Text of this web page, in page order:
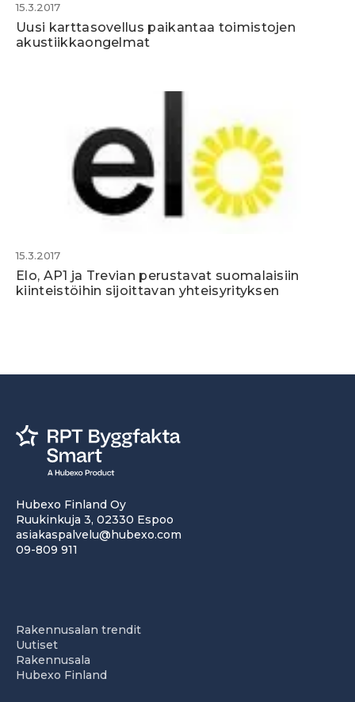
15.3.2017
Uusi karttasovellus paikantaa toimistojen
akustiikkaongelmat
15.3.2017
Elo, AP1 ja Trevian perustavat suomalaisiin
kiinteistöihin sijoittavan yhteisyrityksen
Hubexo Finland Oy
Ruukinkuja 3, 02330 Espoo
asiakaspalvelu@hubexo.com
09-809 911
Rakennusalan trendit
Uutiset
Rakennusala
Hubexo Finland